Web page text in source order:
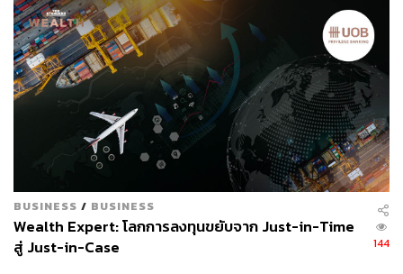
Thailand Pass การเดินทางเข้าประเทศไทยตั้งแต่วันที่ 1
กรกฎาคมนี้ รวมทั้งยกเลิกการกำหนดเงินประกันการเดินทาง
สำหรับชาวต่างชาติ จะเป็นผลเชิงบวกต่อหุ้นท่องเที่ยว
โรงแรม และกลุ่มเปิดประเทศ ประกอบด้วย AOT, MINT,
CENTEL, ERW, BEM, BTS, CPN
สามารถติดตาม THE STANDARD WEALTH
ผ่านแอปพลิเคชันต่างๆ ที่คุณสะดวกหรือใช้งานอยู่แล้วได้เลย
BUSINESS / BUSINESS
Wealth Expert: โลกการลงทุนขยับจาก Just-in-Time
สู่ Just-in-Case
144